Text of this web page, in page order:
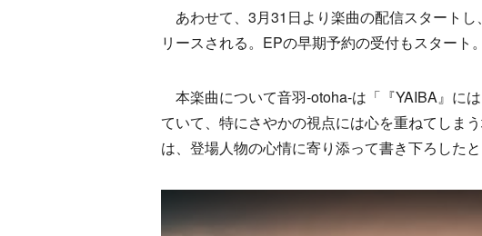
あわせて、3月31日より楽曲の配信スタート
リースされる。EPの早期予約の受付もスタート
本楽曲について音羽-otoha-は「『YAIBA』に
ていて、特にさやかの視点には心を重ねてしま
は、登場人物の心情に寄り添って書き下ろしたと